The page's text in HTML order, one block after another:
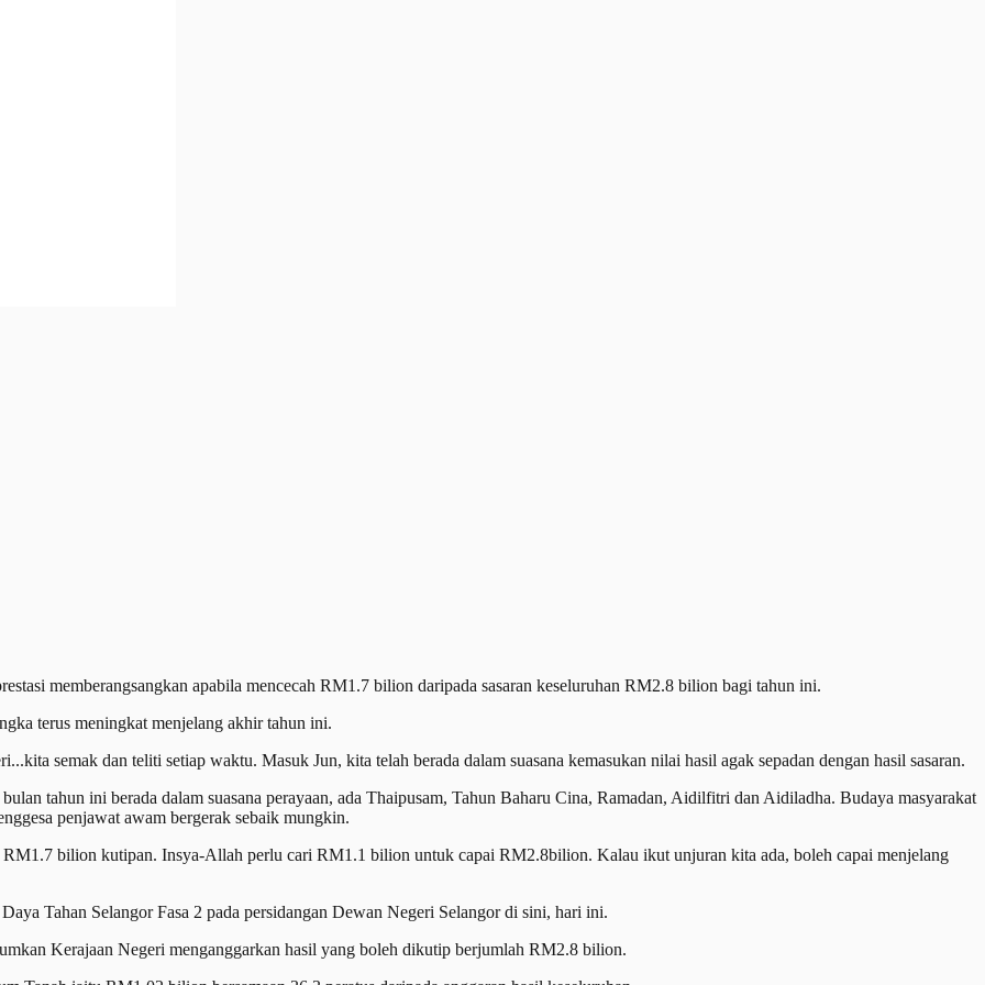
memberangsangkan apabila mencecah RM1.7 bilion daripada sasaran keseluruhan RM2.8 bilion bagi tahun ini.
terus meningkat menjelang akhir tahun ini.
semak dan teliti setiap waktu. Masuk Jun, kita telah berada dalam suasana kemasukan nilai hasil agak sepadan dengan hasil sasaran.
tahun ini berada dalam suasana perayaan, ada Thaipusam, Tahun Baharu Cina, Ramadan, Aidilfitri dan Aidiladha. Budaya masyarakat
penjawat awam bergerak sebaik mungkin.
RM1.7 bilion kutipan. Insya-Allah perlu cari RM1.1 bilion untuk capai RM2.8bilion. Kalau ikut unjuran kita ada, boleh capai menjelang
Tahan Selangor Fasa 2 pada persidangan Dewan Negeri Selangor di sini, hari ini.
Kerajaan Negeri menganggarkan hasil yang boleh dikutip berjumlah RM2.8 bilion.